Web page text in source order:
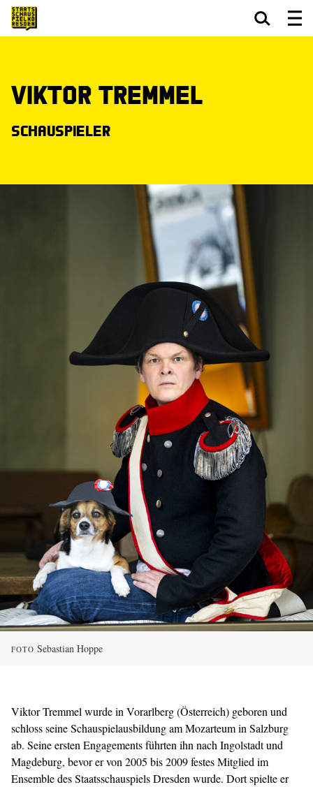
Viktor Tremmel
Schauspieler
FOTO Sebastian Hoppe
Viktor Tremmel wurde in Vorarlberg (Österreich) geboren und
schloss seine Schauspielausbildung am Mozarteum in Salzburg
ab. Seine ersten Engagements führten ihn nach Ingolstadt und
Magdeburg, bevor er von 2005 bis 2009 festes Mitglied im
Ensemble des Staatsschauspiels Dresden wurde. Dort spielte er